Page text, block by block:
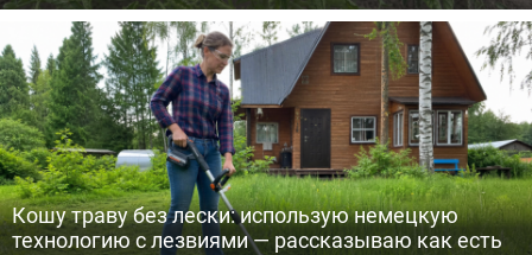
Кошу траву без лески: использую немецкую
технологию с лезвиями — рассказываю как есть